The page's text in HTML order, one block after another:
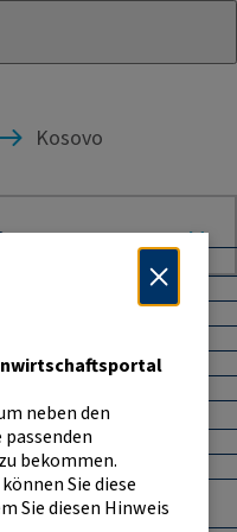
mit Drittländern
und Präferenzen
innerhalb der EU
Kosovo
neben den
passenden
bekommen.
Sie diese
Sie diesen Hinweis